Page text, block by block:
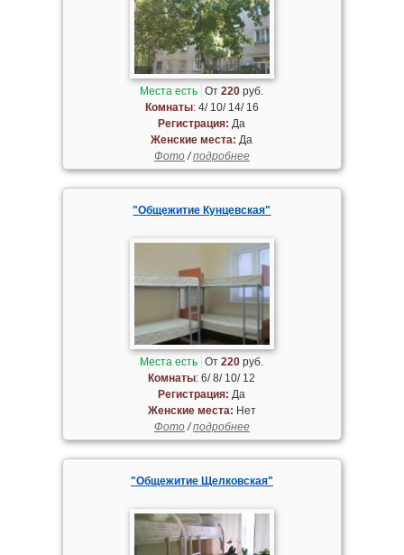
Места есть От220 руб.
Комнаты: 4/ 10/ 14/ 16
Регистрация: Да
Женские места: Да
Фото/подробнее
"Общежитие Кунцевская"
Места есть От220 руб.
Комнаты: 6/ 8/ 10/ 12
Регистрация: Да
Женские места: Нет
Фото/подробнее
"Общежитие Щелковская"